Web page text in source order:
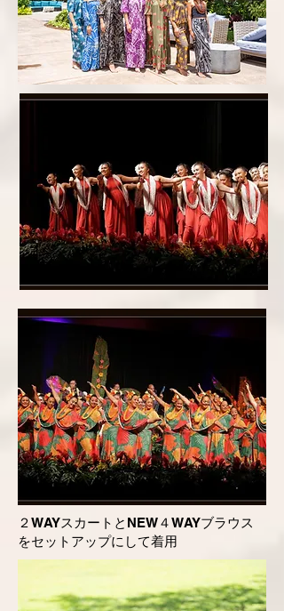
​ホルターネックドレス着用
​２WAYスカートとNEW４WAYブラウス
をセットアップにして着用